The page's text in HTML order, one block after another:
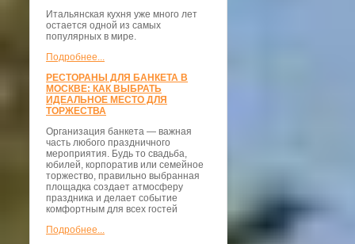
Итальянская кухня уже много лет
остается одной из самых
популярных в мире.
Подробнее...
РЕСТОРАНЫ ДЛЯ БАНКЕТА В
МОСКВЕ: КАК ВЫБРАТЬ
ИДЕАЛЬНОЕ МЕСТО ДЛЯ
ТОРЖЕСТВА
Организация банкета — важная
часть любого праздничного
мероприятия. Будь то свадьба,
юбилей, корпоратив или семейное
торжество, правильно выбранная
площадка создает атмосферу
праздника и делает событие
комфортным для всех гостей
Подробнее...